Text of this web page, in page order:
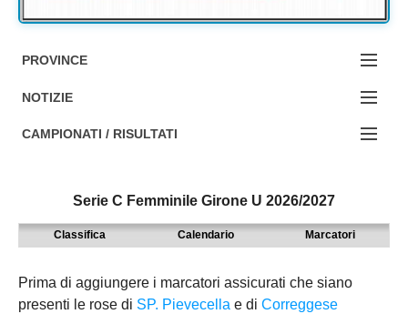
PROVINCE
EDIZIONE:
BOLOGNA
MODENA
PARMA
PIACENZA
NOTIZIE
NOTIZIE:
9° TORNEO EMILIAGOL
ECCELLENZA
CAMPIONATI / RISULTATI
REGIONALI
Serie C Femminile Girone U 2026/2027
Classifica Calendario Marcatori
Prima di aggiungere i marcatori assicurati che siano
presenti le rose di SP. Pievecella e di Correggese